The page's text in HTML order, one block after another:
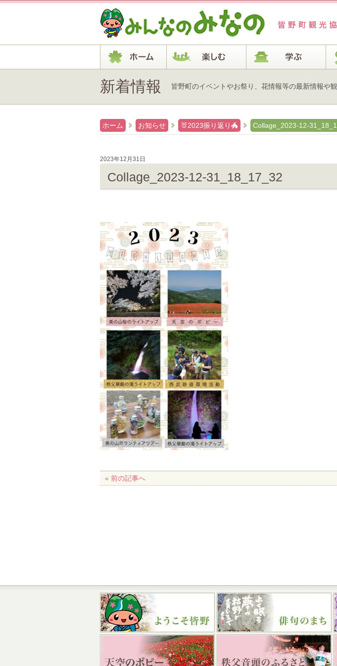
新着情報 皆野町のイベントやお祭り、花情報等の最新情報や
ホーム お知らせ 🐰2023振り返り🐲 Collage_2023-12-
2023年12月31日
Collage_2023-12-31_18_17_32
« 前の記事へ